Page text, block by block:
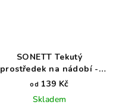
SONETT Tekutý
prostředek na nádobí -
Sensitive
od 139 Kč
Skladem